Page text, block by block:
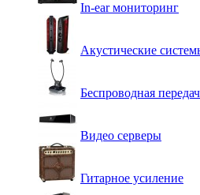
In-ear мониторинг
Акустические
Беспроводная
Видео серверы
Гитарное усиление